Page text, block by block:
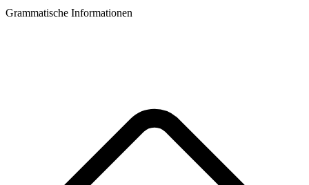
Grammatische Informationen